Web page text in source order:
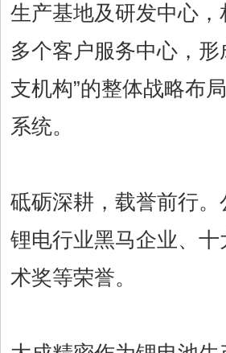
生产基地及研发中心
多个客户服务中心，
支机构”的整体战略布
系统。
砥砺深耕，载誉前行
锂电行业黑马企业、
术奖等荣誉。